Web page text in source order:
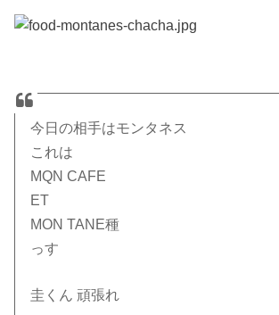
今日の相手はモンタネス
これは
MQN CAFE
ET
MON TANE種
っす
圭くん 頑張れ